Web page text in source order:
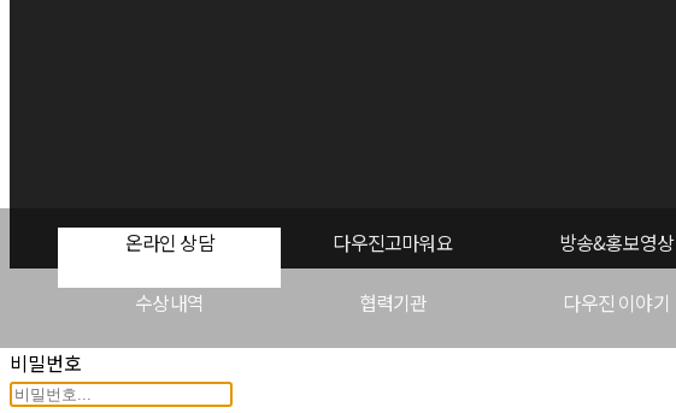
온라인 상담 다우진고마워요 방송&홍보영상
수상내역 협력기관 다우진 이야기
비밀번호